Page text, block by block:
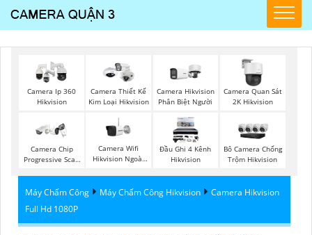
Camera Ip 360
Hikvision
Camera Thiết Kế
Kim Loại Hikvision
Camera Hikvision
Phân Biệt Người
Camera Quan Sát
2K Hikvision
Camera Chip
Progressive Scan
Camera Wifi
Hikvision Ngoài
Đầu Ghi 4 Kênh
Hikvision
Bô Camera Chống
Trộm Hikvision
Máy Chấm Công Máy Chấm Công Hikvision
Camera Hikvision
Full Hd 1080P